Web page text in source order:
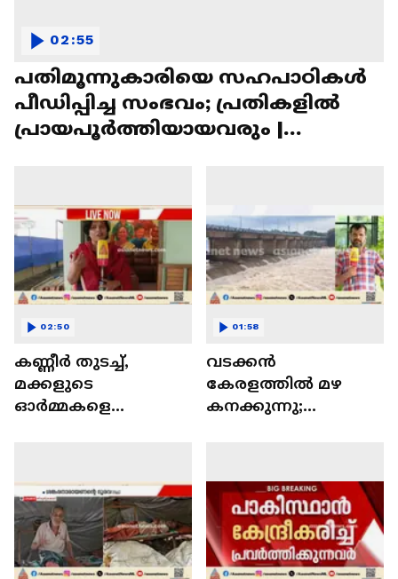
പതിമൂന്നുകാരിയെ സഹപാഠികൾ
പീഡിപ്പിച്ച സംഭവം; പ്രതികളിൽ
പ്രായപൂർത്തിയായവരും |
02:55
കണ്ണീർ തുടച്ച്,
മക്കളുടെ
ഓർമ്മകളെ
Chooramala
02:50
വടക്കൻ
കേരളത്തിൽ മഴ
കനക്കുന്നു;
| Kozhikode
01:58